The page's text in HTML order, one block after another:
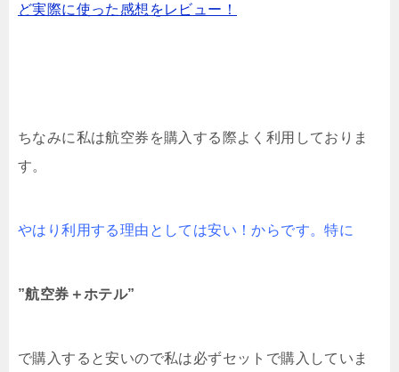
ど実際に使った感想をレビュー！
ちなみに私は航空券を購入する際よく利用しておりま
す。
やはり利用する理由としては安い！からです。特に
”航空券＋ホテル”
で購入すると安いので私は必ずセットで購入していま